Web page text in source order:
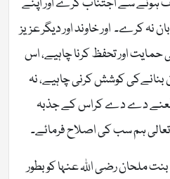
ہونے سے اجتناب کرے اور اپنے
کرے۔ اور خاوند اور دیگر عزیز
حمایت اور تحفظ کرنا چاہیے، اس
بنانےکی کوشش کرنی چاہیے، نہ
طعنے دے دے کراس کے جذبہ
تعالی ہم سب کی اصلاح فرمائے۔
ملحان رضی اللہ عنہا کو بطور